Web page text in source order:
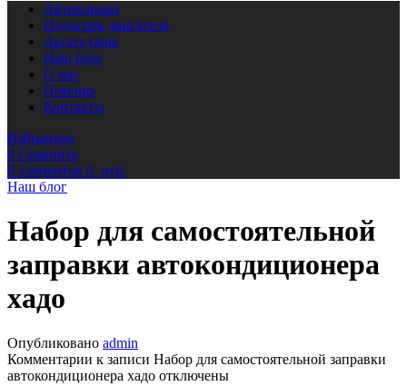
Автоклимат
Подогрев двигателя
Аксессуары
Наш блог
О нас
Помощь
Контакты
Избранное
0 Сравнить
0 элементов 0 руб.
Наш блог
Набор для самостоятельной
заправки автокондиционера
хадо
Опубликовано admin
Комментарии к записи Набор для самостоятельной заправки
автокондиционера хадо отключены